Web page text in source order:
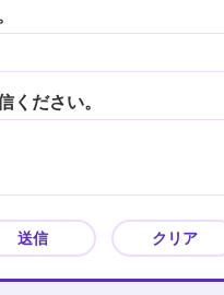
ください。